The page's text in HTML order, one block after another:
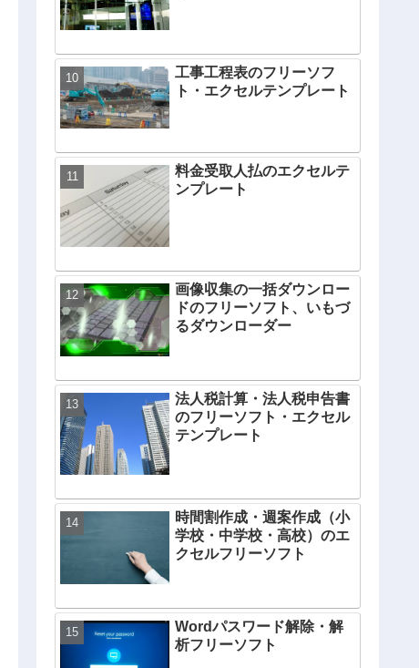
工事工程表のフリーソフ
ト・エクセルテンプレート
料金受取人払のエクセルテ
ンプレート
画像収集の一括ダウンロー
ドのフリーソフト、いもづ
るダウンローダー
法人税計算・法人税申告書
のフリーソフト・エクセル
テンプレート
時間割作成・週案作成（小
学校・中学校・高校）のエ
クセルフリーソフト
Wordパスワード解除・解
析フリーソフト